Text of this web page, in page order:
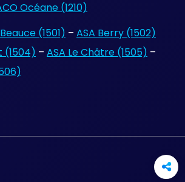
Océane (1210)
(1501) – ASA Berry (1502)
(1504) – ASA Le Châtre (1505) –